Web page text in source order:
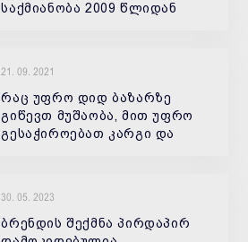
საქმიანობა 2009 წლიდან
მაღალკვალიფიციური
კონკურენტი მოღვაწეობდა,
მიუხედავ
21. 09. 2021
რაც უფრო დიდ ბაზარზე
გიწევთ მუშაობა, მით უფრო
გესაჭიროებათ კარგი და
30. 05. 2023
ბრენდის შექმნა პირდაპირ